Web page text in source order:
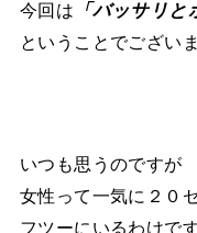
今回は 「バッサリと
ということでござい
いつも思うのですが
女性って一気に２０
フツーにいるわけで